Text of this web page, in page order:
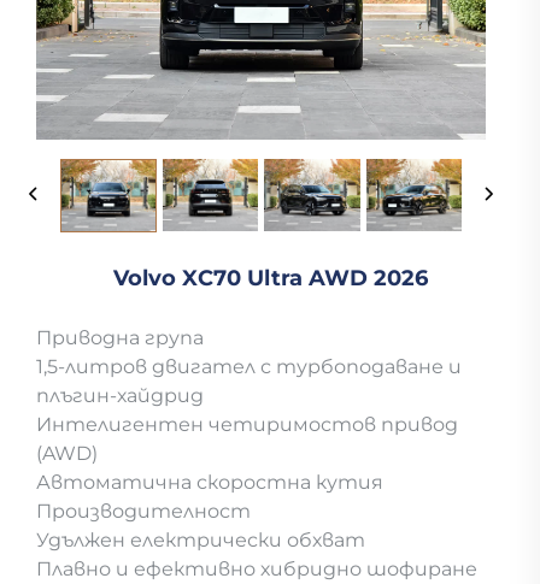
Volvo XC70 Ultra AWD 2026
Приводна група
1,5-литров двигател с турбоподаване и
плъгин-хайдрид
Интелигентен четиримостов привод
(AWD)
Автоматична скоростна кутия
Производителност
Удължен електрически обхват
Плавно и ефективно хибридно шофиране